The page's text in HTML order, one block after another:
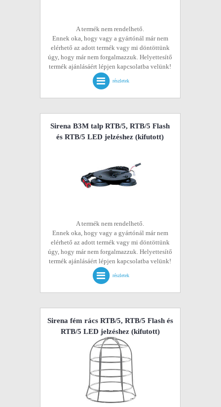
A termék nem rendelhető.
Ennek oka, hogy vagy a gyártónál már nem
elérhető az adott termék vagy mi döntöttünk
úgy, hogy már nem forgalmazzuk. Helyettesítő
termék ajánlásáért lépjen kapcsolatba velünk!
részletek
Sirena B3M talp RTB/5, RTB/5 Flash
és RTB/5 LED jelzéshez (kifutott)
A termék nem rendelhető.
Ennek oka, hogy vagy a gyártónál már nem
elérhető az adott termék vagy mi döntöttünk
úgy, hogy már nem forgalmazzuk. Helyettesítő
termék ajánlásáért lépjen kapcsolatba velünk!
részletek
Sirena fém rács RTB/5, RTB/5 Flash és
RTB/5 LED jelzéshez(kifutott)